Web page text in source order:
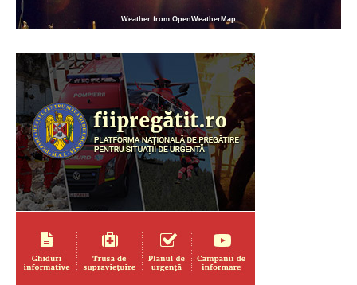
Weather from OpenWeatherMap